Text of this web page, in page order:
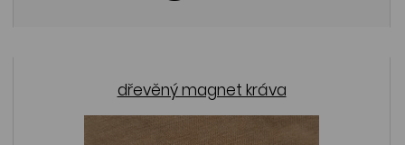
dřevěný magnet kráva